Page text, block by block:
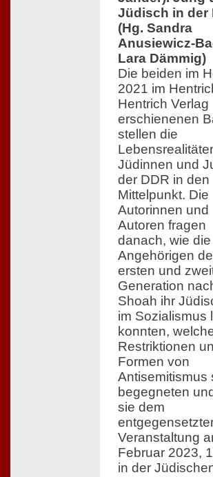
Jüdisch in der
(Hg. Sandra
Anusiewicz-
Lara Dämmig)
Die beiden im
2021 im
Hentrich Verlag
erschienenen
stellen die
Jüdinnen und
der DDR in den
Mittelpunkt. Die
Autorinnen und
Autoren fragen
danach, wie die
Angehörigen
ersten und
Generation
Shoah ihr
im Sozialismus
konnten,
Restriktionen
Formen von
Antisemitismus
begegneten
sie dem
Veranstaltung
Februar 2023,
in der